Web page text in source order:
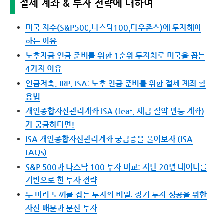
절세 계좌 & 투자 전략에 대하여
미국 지수(S&P500,나스닥100,다우존스)에 투자해야
하는 이유
노후자금 연금 준비를 위한 1순위 투자처로 미국을 꼽는
4가지 이유
연금저축, IRP, ISA: 노후 연금 준비를 위한 절세 계좌 활
용법
개인종합자산관리계좌 ISA (feat. 세금 절약 만능 계좌)
가 궁금하다면!
ISA 개인종합자산관리계좌 궁금증을 풀어보자 (ISA
FAQs)
S&P 500과 나스닥 100 투자 비교: 지난 20년 데이터를
기반으로 한 투자 전략
두 마리 토끼를 잡는 투자의 비밀: 장기 투자 성공을 위한
자산 배분과 분산 투자